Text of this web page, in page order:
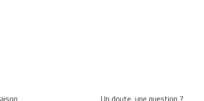
Un doute, une question ?